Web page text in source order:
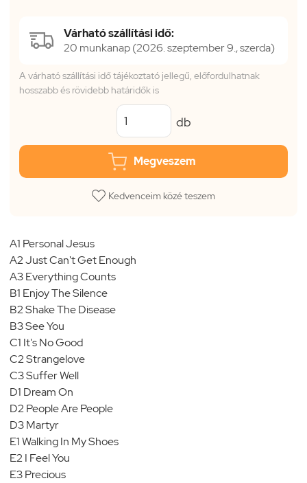
Várható szállítási idő:
20 munkanap (2026. szeptember 9., szerda)
A várható szállítási idő tájékoztató jellegű, előfordulhatnak
hosszabb és rövidebb határidők is
db
Megveszem
Kedvenceim közé teszem
A1 Personal Jesus
A2 Just Can't Get Enough
A3 Everything Counts
B1 Enjoy The Silence
B2 Shake The Disease
B3 See You
C1 It's No Good
C2 Strangelove
C3 Suffer Well
D1 Dream On
D2 People Are People
D3 Martyr
E1 Walking In My Shoes
E2 I Feel You
E3 Precious